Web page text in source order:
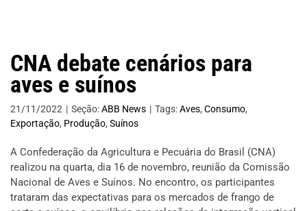
CNA debate cenários para
aves e suínos
21/11/2022 | Seção:ABB News | Tags:Aves, Consumo,
Exportação, Produção, Suínos
A Confederação da Agricultura e Pecuária do Brasil (CNA)
realizou na quarta, dia 16 de novembro, reunião da Comissão
Nacional de Aves e Suínos. No encontro, os participantes
trataram das expectativas para os mercados de frango de